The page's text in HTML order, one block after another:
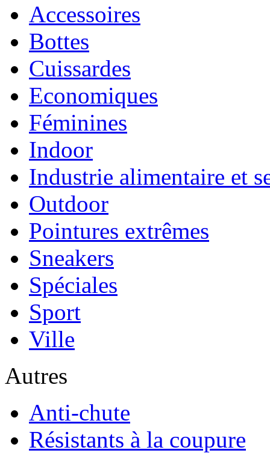
Accessoires
Bottes
Cuissardes
Economiques
Féminines
Indoor
Industrie alimentaire et
Outdoor
Pointures extrêmes
Sneakers
Spéciales
Sport
Ville
Autres
Anti-chute
Résistants à la coupure